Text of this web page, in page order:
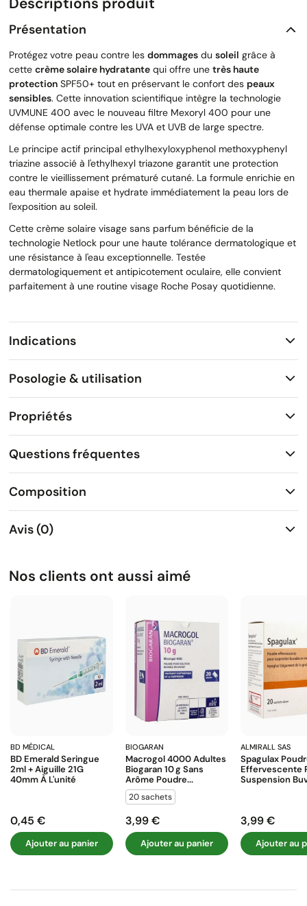
Présentation
Protégez votre peau contre les dommages du soleil grâce à
cette crème solaire hydratante qui offre une très haute
protection SPF50+ tout en préservant le confort des peaux
sensibles. Cette innovation scientifique intègre la technologie
UVMUNE 400 avec le nouveau filtre Mexoryl 400 pour une
défense optimale contre les UVA et UVB de large spectre.
Le principe actif principal ethylhexyloxyphenol methoxyphenyl
triazine associé à l'ethylhexyl triazone garantit une protection
contre le vieillissement prématuré cutané. La formule enrichie en
eau thermale apaise et hydrate immédiatement la peau lors de
l'exposition au soleil.
Cette crème solaire visage sans parfum bénéficie de la
technologie Netlock pour une haute tolérance dermatologique et
une résistance à l'eau exceptionnelle. Testée
dermatologiquement et antipicotement oculaire, elle convient
parfaitement à une routine visage Roche Posay quotidienne.
Indications
Posologie & utilisation
Propriétés
Questions fréquentes
Composition
Avis (0)
Nos clients ont aussi aimé
BD MÉDICAL
BD Emerald Seringue
2ml + Aiguille 21G
40mm À L'unité
Prix
0,45 €
Ajouter au panier
BIOGARAN
Macrogol 4000 Adultes
Biogaran 10 G Sans
Arôme Poudre...
20 sachets
Prix
3,99 €
Ajouter au panier
ALMIRALL SAS
Spagulax
Effervescente
Suspension
Prix
3,99 €
Ajouter au